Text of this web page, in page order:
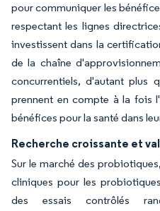
pour communiquer les
respectant les lignes
investissent dans la
de la chaîne
concurrentiels, d'autant plus
prennent en compte à la fois
bénéfices pour la santé dans
Recherche croissante et
Sur le marché des
cliniques pour les
des essais contrôlés